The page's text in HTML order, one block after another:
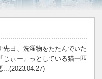
先日、洗濯物をたたんでいた
じぃー』っとしている猫一匹
...(2023.04.27)